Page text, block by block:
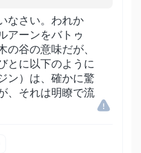
なさい。われか
アーンをバトゥ
の谷の意味だが、
とに以下のように
ン）は、確かに驚
、それは明瞭で流